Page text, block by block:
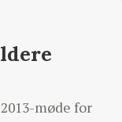
møde for